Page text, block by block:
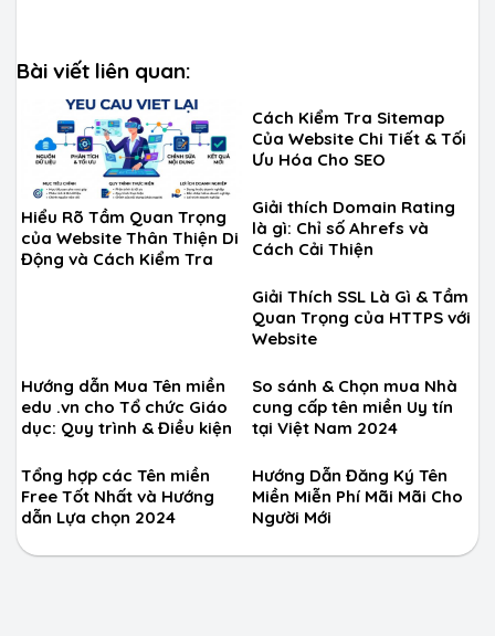
Bài viết liên quan:
Hiểu Rõ Tầm Quan Trọng
của Website Thân Thiện Di
Động và Cách Kiểm Tra
Cách Kiểm Tra Sitemap
Của Website Chi Tiết & Tối
Ưu Hóa Cho SEO
Giải thích Domain Rating
là gì: Chỉ số Ahrefs và
Cách Cải Thiện
Giải Thích SSL Là Gì & Tầm
Quan Trọng của HTTPS với
Website
Hướng dẫn Mua Tên miền
edu .vn cho Tổ chức Giáo
dục: Quy trình & Điều kiện
So sánh & Chọn mua Nhà
cung cấp tên miền Uy tín
tại Việt Nam 2024
Tổng hợp các Tên miền
Free Tốt Nhất và Hướng
dẫn Lựa chọn 2024
Hướng Dẫn Đăng Ký Tên
Miền Miễn Phí Mãi Mãi Cho
Người Mới